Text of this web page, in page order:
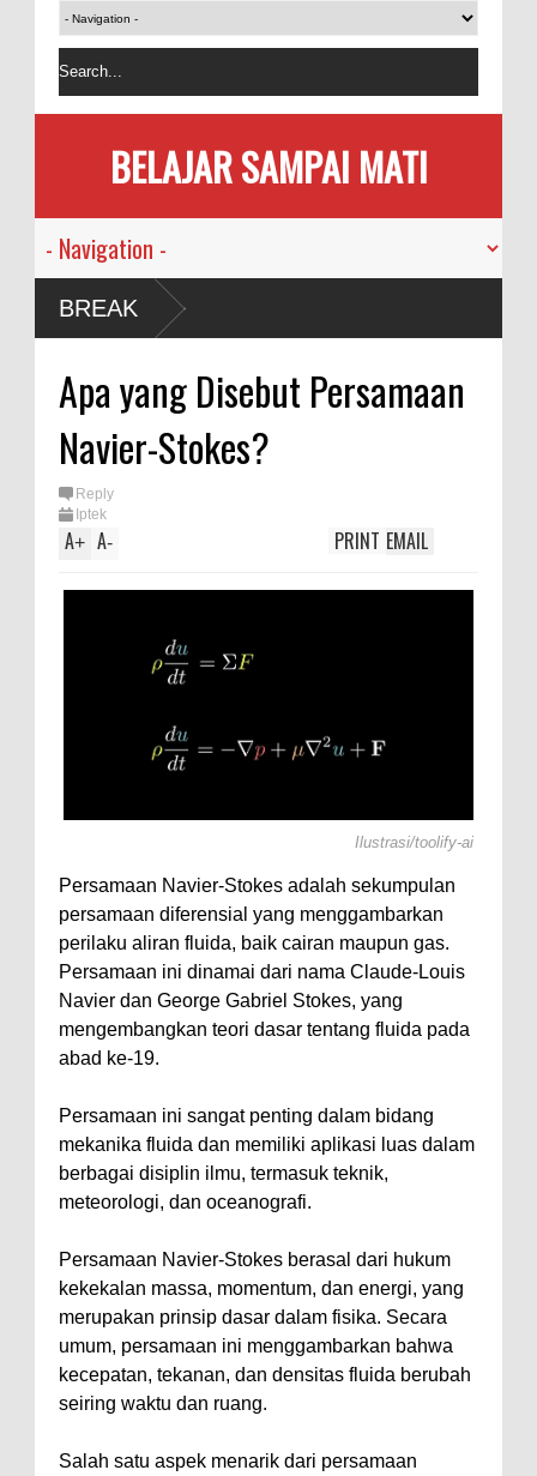
BELAJAR SAMPAI MATI
BREAK
Apa yang Disebut Persamaan
Navier-Stokes?
Reply
Iptek
A+ A- EMAIL
PRINT
Ilustrasi/toolify-ai
Persamaan Navier-Stokes adalah sekumpulan
persamaan diferensial yang menggambarkan
perilaku aliran fluida, baik cairan maupun gas.
Persamaan ini dinamai dari nama Claude-Louis
Navier dan George Gabriel Stokes, yang
mengembangkan teori dasar tentang fluida pada
abad ke-19.
Persamaan ini sangat penting dalam bidang
mekanika fluida dan memiliki aplikasi luas dalam
berbagai disiplin ilmu, termasuk teknik,
meteorologi, dan oceanografi.
Persamaan Navier-Stokes berasal dari hukum
kekekalan massa, momentum, dan energi, yang
merupakan prinsip dasar dalam fisika. Secara
umum, persamaan ini menggambarkan bahwa
kecepatan, tekanan, dan densitas fluida berubah
seiring waktu dan ruang.
Salah satu aspek menarik dari persamaan